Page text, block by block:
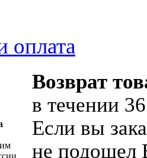
оплата
Возврат
в течении
Если вы
не подошел